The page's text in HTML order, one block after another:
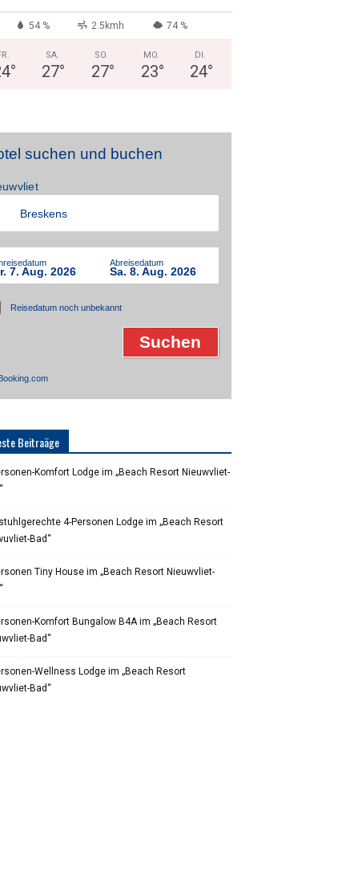
54 % 2.5kmh 74 %
°
SA.
27°
SO.
27°
MO.
23°
DI.
24°
suchen und buchen
7. Aug. 2026
Abreisedatum
Sa. 8. Aug. 2026
Reisedatum noch unbekannt
Beitraäge
Komfort Lodge im „Beach Resort Nieuwvliet-
4-Personen Lodge im „Beach Resort
Bad“
Tiny House im „Beach Resort Nieuwvliet-
Komfort Bungalow B4A im „Beach Resort
Bad“
Wellness Lodge im „Beach Resort
Bad“